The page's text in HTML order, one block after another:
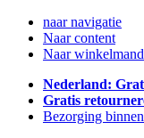
naar navigatie
Naar content
Naar winkelmand
Nederland:
Gratis
Bezorging